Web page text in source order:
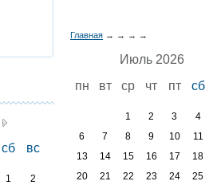
Главная → → → →
Июль 2026
пн
вт ср чт пт сб
1 2 3 4
6
7 8 9 10 11
13
14 15 16 17 18
20
21 22 23 24 25
сб вс
1
2